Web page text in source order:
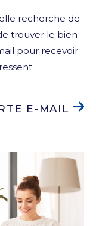
recherche de
trouver le bien
pour recevoir
E-MAIL